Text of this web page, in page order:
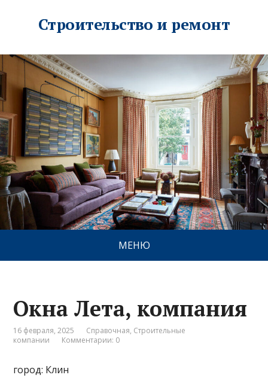
Строительство и ремонт
МЕНЮ
Окна Лета, компания
16 февраля, 2025 Справочная, Строительные
компании
Комментарии: 0
город: Клин